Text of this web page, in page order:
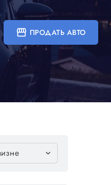
storefront ПРОДАТЬ АВТО